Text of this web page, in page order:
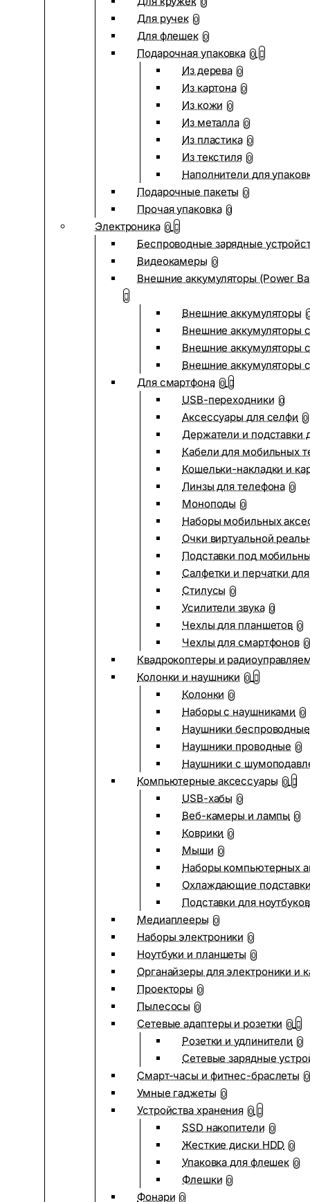
0
Для ручек 0
Для флешек 0
Подарочная упаковка 0
Из дерева 0
Из картона 0
Из кожи 0
Из металла 0
Из пластика 0
Из текстиля 0
Наполнители для
Подарочные пакеты 0
Прочая упаковка 0
Электроника 0
Беспроводные зарядные
Видеокамеры 0
Внешние аккумуляторы (Power
Внешние аккумуляторы
Внешние аккумуляторы
Внешние аккумуляторы
Внешние аккумуляторы
Для смартфона 0
USB-переходники 0
Аксессуары для селфи 0
Держатели и подставки
Кабели для мобильных
Кошельки-накладки и
Линзы для телефона 0
Моноподы 0
Наборы мобильных
Очки виртуальной
Подставки под
Салфетки и перчатки
Стилусы 0
Усилители звука 0
Чехлы для планшетов 0
Чехлы для смартфонов 0
Квадрокоптеры и
Колонки и наушники 0
Колонки 0
Наборы с наушниками 0
Наушники беспроводные
Наушники проводные 0
Наушники с
Компьютерные аксессуары 0
USB-хабы 0
Веб-камеры и лампы 0
Коврики 0
Мыши 0
Наборы компьютерных
Охлаждающие
Подставки для ноутбуков
Медиаплееры 0
Наборы электроники 0
Ноутбуки и планшеты 0
Органайзеры для электроники и
Проекторы 0
Пылесосы 0
Сетевые адаптеры и розетки 0
Розетки и удлинители 0
Сетевые зарядные
Смарт-часы и фитнес-браслеты 0
Умные гаджеты 0
Устройства хранения 0
SSD накопители 0
Жесткие диски HDD 0
Упаковка для флешек 0
Флешки 0
Фонари 0